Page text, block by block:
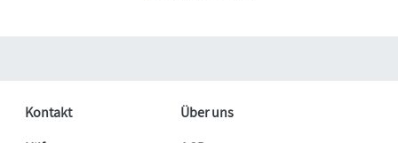
Kontakt
Über uns